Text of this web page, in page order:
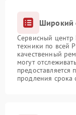
Широкий
Сервисный центр
техники по всей
качественный
могут
предоставляется
продления срока